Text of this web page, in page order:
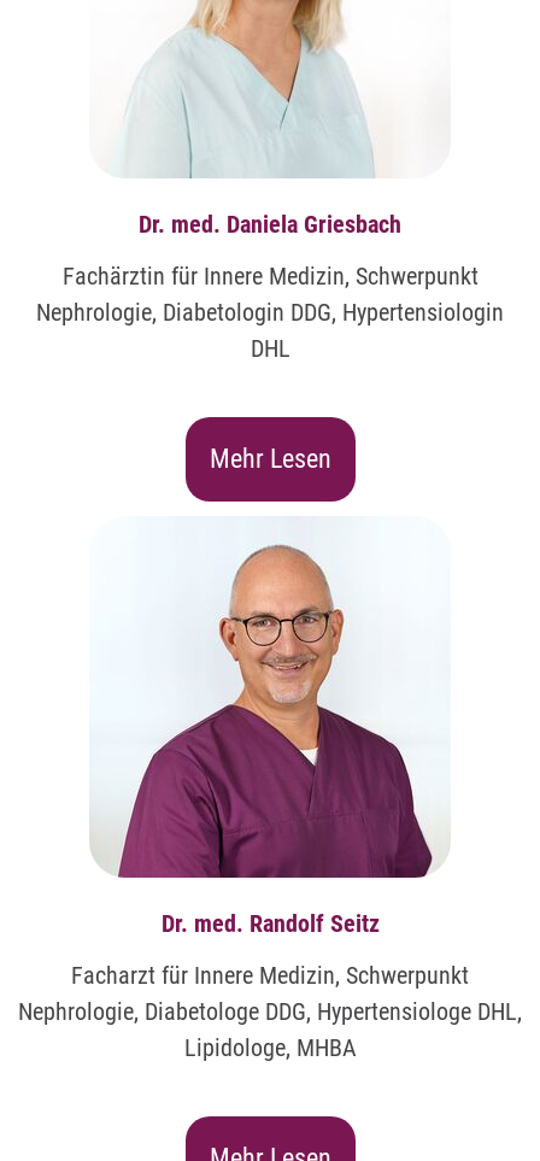
Dr. med. Daniela Griesbach
Fachärztin für Innere Medizin, Schwerpunkt
Nephrologie, Diabetologin DDG, Hypertensiologin
DHL
Mehr Lesen
Dr. med. Randolf Seitz
Facharzt für Innere Medizin, Schwerpunkt
Nephrologie, Diabetologe DDG, Hypertensiologe DHL,
Lipidologe, MHBA